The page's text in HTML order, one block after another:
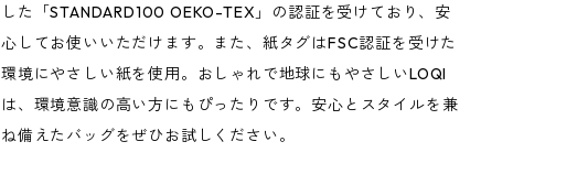
した「STANDARD100 OEKO-TEX」の認証を受けており、安
心してお使いいただけます。また、紙タグはFSC認証を受けた
環境にやさしい紙を使用。おしゃれで地球にもやさしいLOQI
は、環境意識の高い方にもぴったりです。安心とスタイルを兼
ね備えたバッグをぜひお試しください。